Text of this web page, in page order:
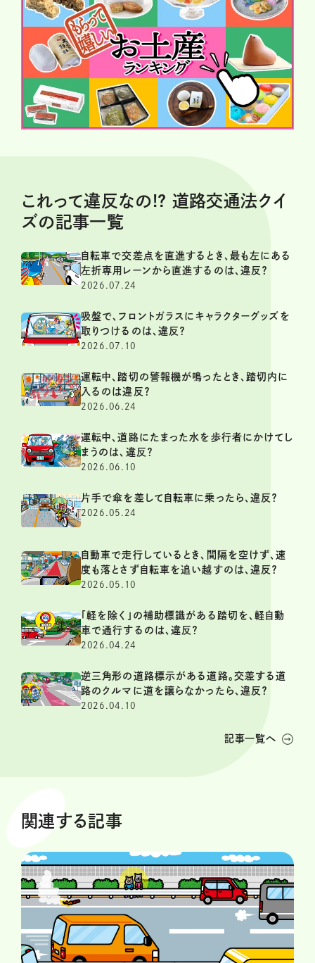
これって違反なの!? 道路交通法クイ
ズの記事一覧
自転車で交差点を直進するとき、最も左にある
左折専用レーンから直進するのは、違反？
2026.07.24
吸盤で、フロントガラスにキャラクターグッズを
取りつけるのは、違反？
2026.07.10
運転中、踏切の警報機が鳴ったとき、踏切内に
入るのは違反？
2026.06.24
運転中、道路にたまった水を歩行者にかけてし
まうのは、違反？
2026.06.10
片手で傘を差して自転車に乗ったら、違反？
2026.05.24
自動車で走行しているとき、間隔を空けず、速
度も落とさず自転車を追い越すのは、違反？
2026.05.10
「軽を除く」の補助標識がある踏切を、軽自動
車で通行するのは、違反？
2026.04.24
逆三角形の道路標示がある道路。交差する道
路のクルマに道を譲らなかったら、違反？
2026.04.10
記事一覧へ
関連する記事